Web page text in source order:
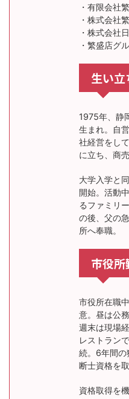
・有限会社
・株式会社
・株式会社
・繁盛店グ
生い
1975年、静
生まれ。自
社経営をし
に立ち、商
大学入学と
開始。活動
るファミリ
の後、父の
所へ奉職。
市役
市役所在職
意。昼は公
週末は現場
レストラン
続。6年間の
断士資格を取
資格取得を